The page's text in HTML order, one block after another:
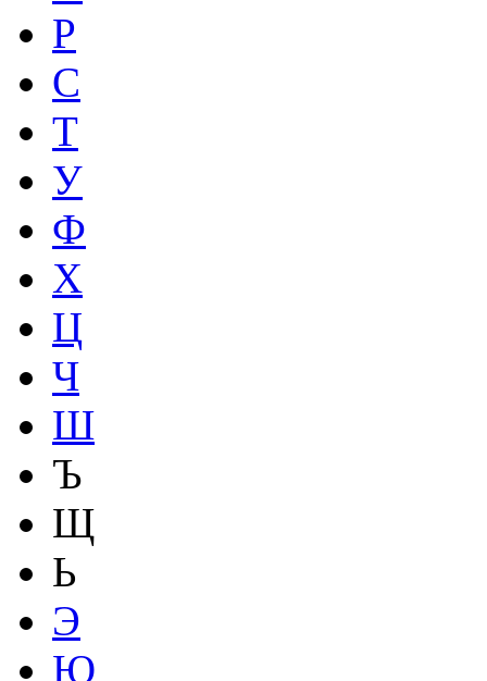
Р
С
Т
У
Ф
Х
Ц
Ч
Ш
Ъ
Щ
Ь
Э
Ю